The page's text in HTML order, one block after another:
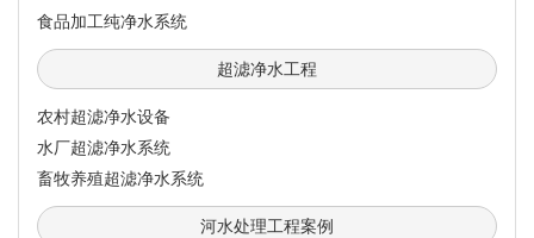
食品加工纯净水系统
超滤净水工程
农村超滤净水设备
水厂超滤净水系统
畜牧养殖超滤净水系统
河水处理工程案例